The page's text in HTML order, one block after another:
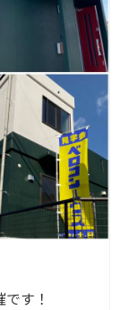
す！